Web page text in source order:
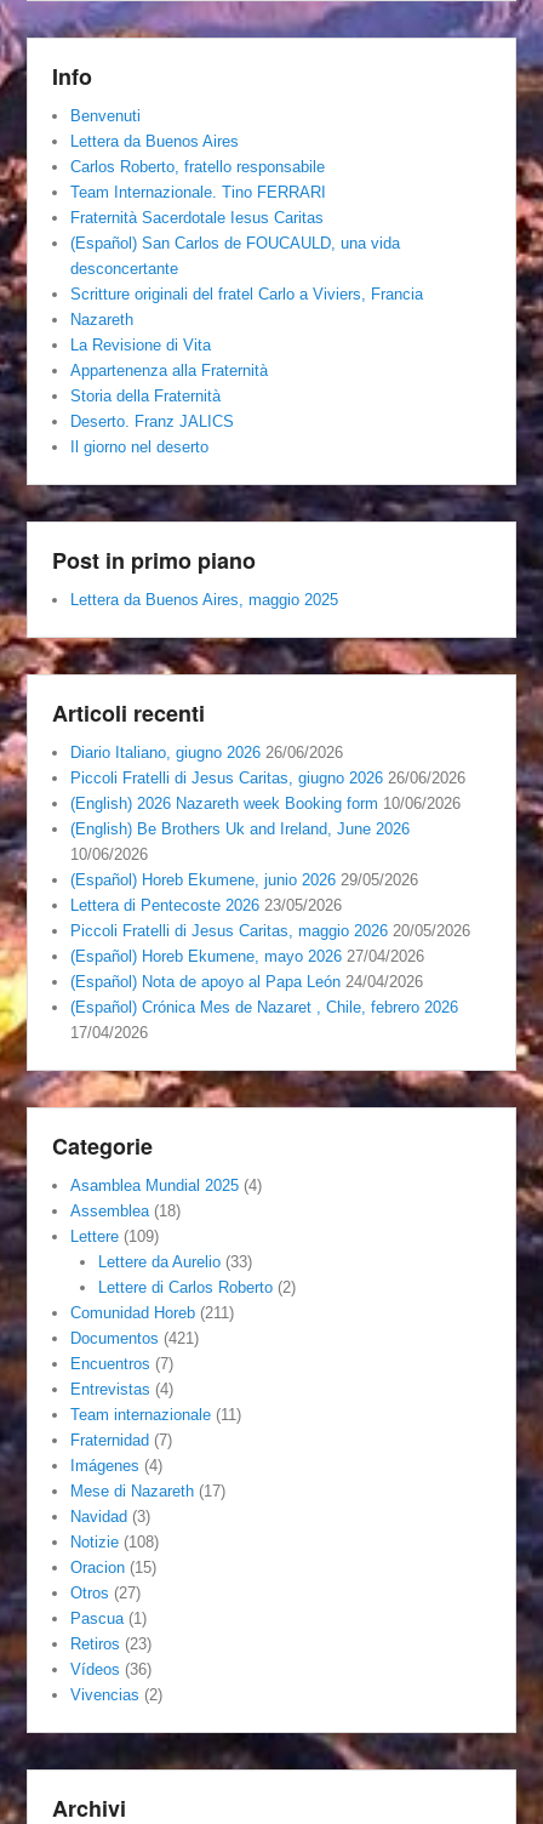
Info
Benvenuti
Lettera da Buenos Aires
Carlos Roberto, fratello responsabile
Team Internazionale. Tino FERRARI
Fraternità Sacerdotale Iesus Caritas
(Español) San Carlos de FOUCAULD, una vida
desconcertante
Scritture originali del fratel Carlo a Viviers, Francia
Nazareth
La Revisione di Vita
Appartenenza alla Fraternità
Storia della Fraternità
Deserto. Franz JALICS
Il giorno nel deserto
Post in primo piano
Lettera da Buenos Aires, maggio 2025
Articoli recenti
Diario Italiano, giugno 2026 26/06/2026
Piccoli Fratelli di Jesus Caritas, giugno 2026 26/06/2026
(English) 2026 Nazareth week Booking form 10/06/2026
(English) Be Brothers Uk and Ireland, June 2026
10/06/2026
(Español) Horeb Ekumene, junio 2026 29/05/2026
Lettera di Pentecoste 2026 23/05/2026
Piccoli Fratelli di Jesus Caritas, maggio 2026 20/05/2026
(Español) Horeb Ekumene, mayo 2026 27/04/2026
(Español) Nota de apoyo al Papa León 24/04/2026
(Español) Crónica Mes de Nazaret , Chile, febrero 2026
17/04/2026
Categorie
Asamblea Mundial 2025 (4)
Assemblea (18)
Lettere (109)
Lettere da Aurelio(33)
Lettere di Carlos Roberto(2)
Comunidad Horeb (211)
Documentos (421)
Encuentros (7)
Entrevistas (4)
Team internazionale (11)
Fraternidad (7)
Imágenes (4)
Mese di Nazareth (17)
Navidad (3)
Notizie (108)
Oracion (15)
Otros (27)
Pascua (1)
Retiros (23)
Vídeos (36)
Vivencias (2)
Archivi